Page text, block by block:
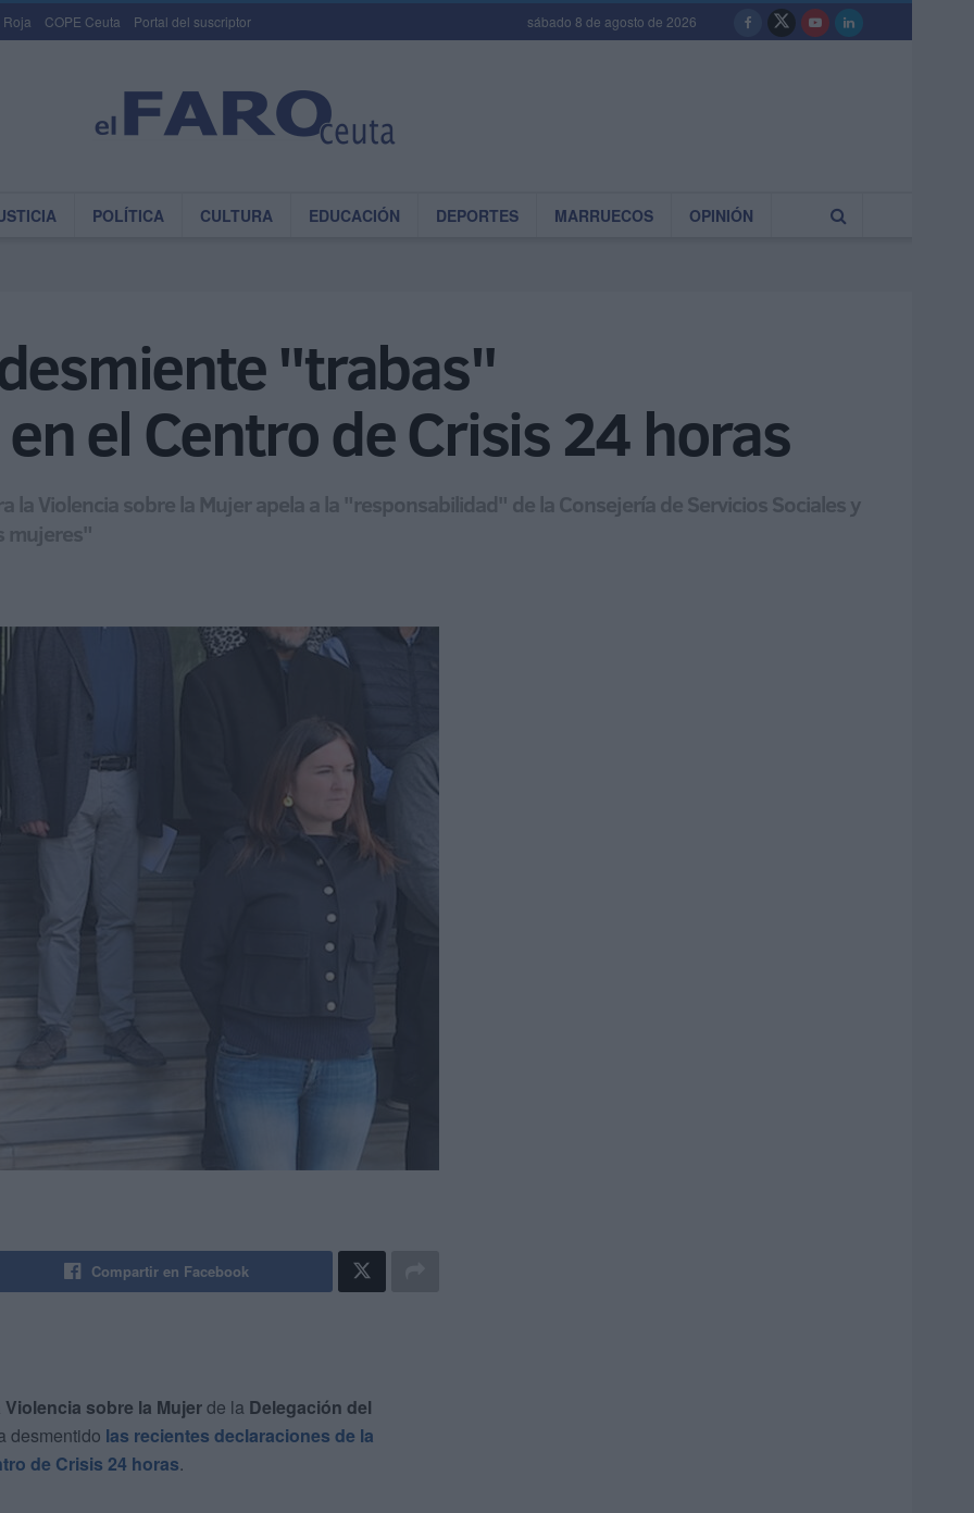
Roja COPE Ceuta Portal del suscriptor sábado 8 de agosto de 2026
POLÍTICA CULTURA EDUCACIÓN DEPORTES MARRUECOS OPINIÓN
"trabas"
el Centro de Crisis 24 horas
la Violencia sobre la Mujer apela a la "responsabilidad" de la Consejería de Servicios Sociales y
mujeres"
Compartir en Facebook
sobre la Mujerde la Delegación del
desmentido las recientes declaraciones de la
de Crisis 24 horas.